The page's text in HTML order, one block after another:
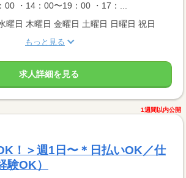
00 ・14：00〜19：00 ・17：...
曜日 木曜日 金曜日 土曜日 日曜日 祝日
もっと見る
求人詳細を見る
1週間以内公開
！＞週1日〜＊日払いOK／仕
験OK）